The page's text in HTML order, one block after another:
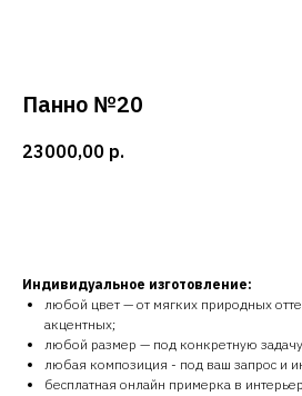
Панно №20
23000,00 р.
Индивидуальное изготовление:
любой цвет — от мягких природных
акцентных;
любой размер — под конкретную
любая композиция - под ваш запрос и
бесплатная онлайн примерка в